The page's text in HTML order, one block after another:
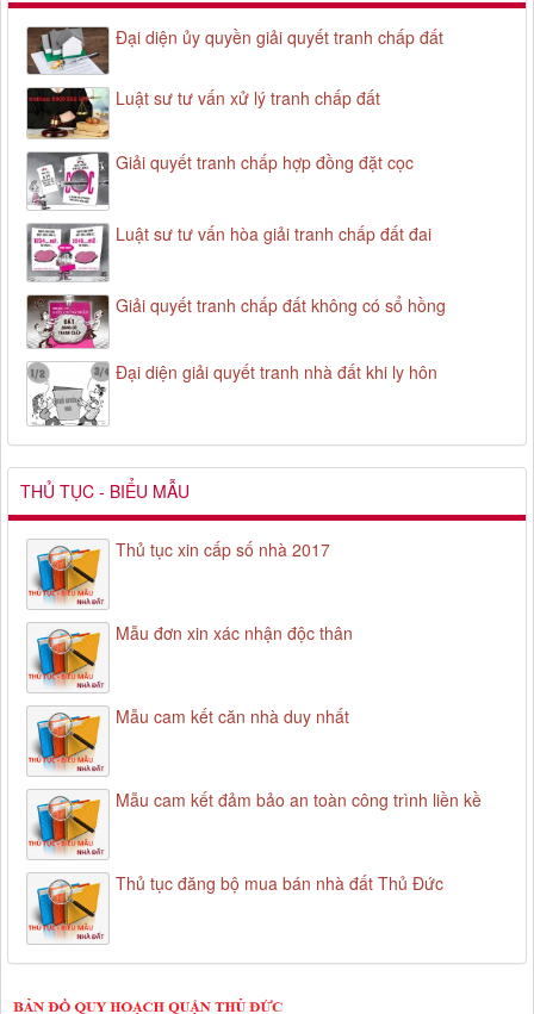
Đại diện ủy quyền giải quyết tranh chấp đất
Luật sư tư vấn xử lý tranh chấp đất
Giải quyết tranh chấp hợp đồng đặt cọc
Luật sư tư vấn hòa giải tranh chấp đất đai
Giải quyết tranh chấp đất không có sổ hồng
Đại diện giải quyết tranh nhà đất khi ly hôn
THỦ TỤC - BIỂU MẪU
Thủ tục xin cấp số nhà 2017
Mẫu đơn xin xác nhận độc thân
Mẫu cam kết căn nhà duy nhất
Mẫu cam kết đảm bảo an toàn công trình liền kề
Thủ tục đăng bộ mua bán nhà đất Thủ Đức